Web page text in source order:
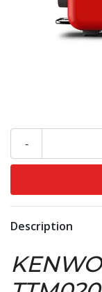
-
Description